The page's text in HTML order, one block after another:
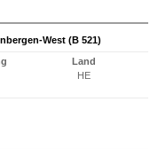
West (B 521)
Land
HE